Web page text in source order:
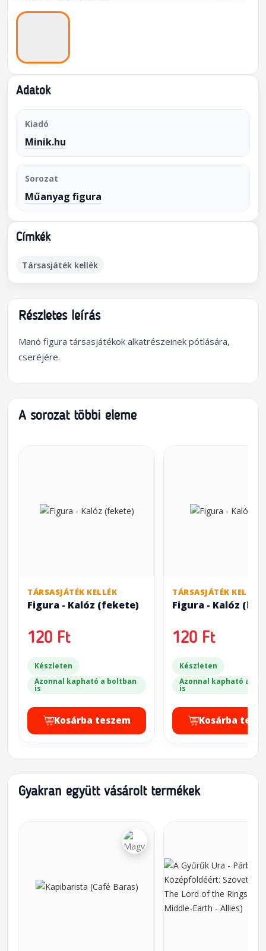
Adatok
Kiadó
Minik.hu
Sorozat
Műanyag figura
Címkék
Társasjáték kellék
Részletes leírás
Manó figura társasjátékok alkatrészeinek pótlására,
cseréjére.
A sorozat többi eleme
TÁRSASJÁTÉK KELLÉK
Figura - Kalóz (fekete)
120 Ft
Készleten
Azonnal kapható a boltban
is
Kosárba teszem
TÁRSASJÁTÉK KELLÉK
Figura - Kalóz
120 Ft
Készleten
Azonnal kapható a
is
Kosárba
Gyakran együtt vásárolt termékek